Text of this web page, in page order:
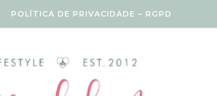
POLÍTICA DE PRIVACIDADE – RGPD